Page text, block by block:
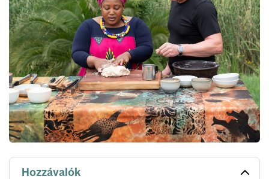
Hozzávalók